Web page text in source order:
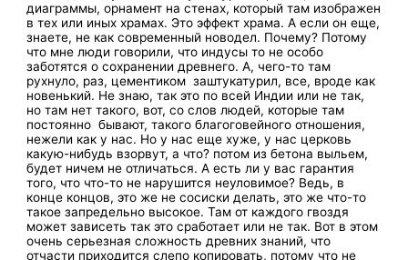
диаграммы, орнамент на стенах, который там изображен
в тех или иных храмах. Это эффект храма. А если он еще,
знаете, не как современный новодел. Почему? Потому
что мне люди говорили, что индусы то не особо
заботятся о сохранении древнего. А, чего-то там
рухнуло, раз, цементиком заштукатурил, все, вроде как
новенький. Не знаю, так это по всей Индии или не так,
но там нет такого, вот, со слов людей, которые там
постоянно бывают, такого благоговейного отношения,
нежели как у нас. Но у нас еще хуже, у нас церковь
какую-нибудь взорвут, а что? потом из бетона выльем,
будет ничем не отличаться. А есть ли у вас гарантия
того, что что-то не нарушится неуловимое? Ведь, в
конце концов, это же не сосиски делать, это же что-то
такое запредельно высокое. Там от каждого гвоздя
может зависеть так это сработает или не так. Вот в этом
очень серьезная сложность древних знаний, что
отчасти приходится слепо копировать, потому что не